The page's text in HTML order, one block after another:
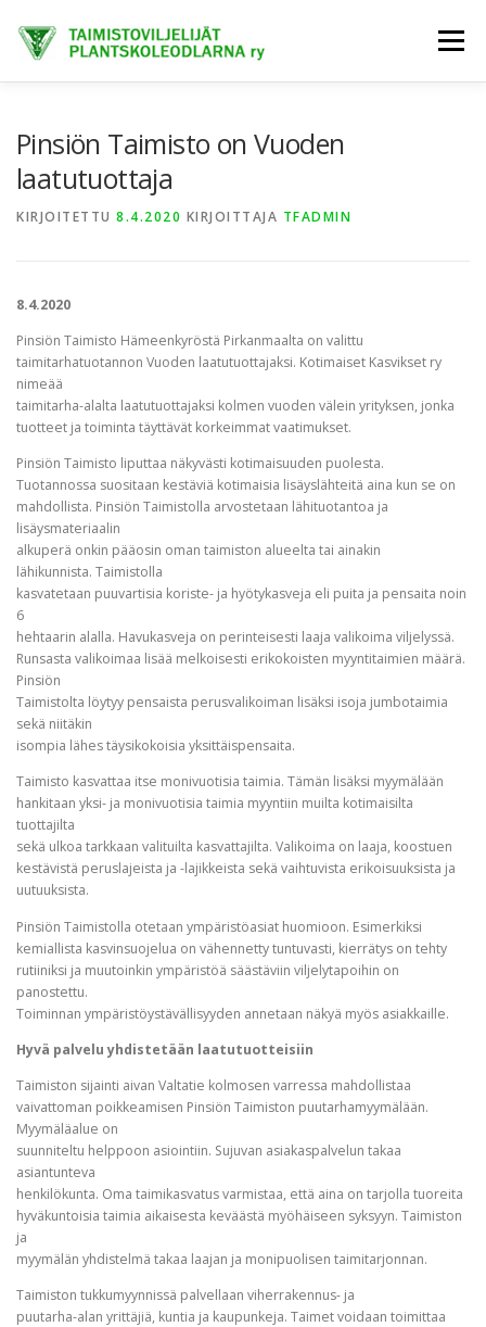
sisältöön
Valikko
Pinsiön Taimisto on Vuoden
laatutuottaja
KIRJOITETTU 8.4.2020 KIRJOITTAJA TFADMIN
8.4.2020
Pinsiön Taimisto Hämeenkyröstä Pirkanmaalta on valittu
taimitarhatuotannon Vuoden laatutuottajaksi. Kotimaiset Kasvikset ry
nimeää
taimitarha-alalta laatutuottajaksi kolmen vuoden välein yrityksen, jonka
tuotteet ja toiminta täyttävät korkeimmat vaatimukset.
Pinsiön Taimisto liputtaa näkyvästi kotimaisuuden puolesta.
Tuotannossa suositaan kestäviä kotimaisia lisäyslähteitä aina kun se on
mahdollista. Pinsiön Taimistolla arvostetaan lähituotantoa ja
lisäysmateriaalin
alkuperä onkin pääosin oman taimiston alueelta tai ainakin
lähikunnista. Taimistolla
kasvatetaan puuvartisia koriste- ja hyötykasveja eli puita ja pensaita noin
6
hehtaarin alalla. Havukasveja on perinteisesti laaja valikoima viljelyssä.
Runsasta valikoimaa lisää melkoisesti erikokoisten myyntitaimien määrä.
Pinsiön
Taimistolta löytyy pensaista perusvalikoiman lisäksi isoja jumbotaimia
sekä niitäkin
isompia lähes täysikokoisia yksittäispensaita.
Taimisto kasvattaa itse monivuotisia taimia. Tämän lisäksi myymälään
hankitaan yksi- ja monivuotisia taimia myyntiin muilta kotimaisilta
tuottajilta
sekä ulkoa tarkkaan valituilta kasvattajilta. Valikoima on laaja, koostuen
kestävistä peruslajeista ja -lajikkeista sekä vaihtuvista erikoisuuksista ja
uutuuksista.
Pinsiön Taimistolla otetaan ympäristöasiat huomioon. Esimerkiksi
kemiallista kasvinsuojelua on vähennetty tuntuvasti, kierrätys on tehty
rutiiniksi ja muutoinkin ympäristöä säästäviin viljelytapoihin on
panostettu.
Toiminnan ympäristöystävällisyyden annetaan näkyä myös asiakkaille.
Hyvä palvelu yhdistetään laatutuotteisiin
Taimiston sijainti aivan Valtatie kolmosen varressa mahdollistaa
vaivattoman poikkeamisen Pinsiön Taimiston puutarhamyymälään.
Myymäläalue on
suunniteltu helppoon asiointiin. Sujuvan asiakaspalvelun takaa
asiantunteva
henkilökunta. Oma taimikasvatus varmistaa, että aina on tarjolla tuoreita
hyväkuntoisia taimia aikaisesta keväästä myöhäiseen syksyyn. Taimiston
ja
myymälän yhdistelmä takaa laajan ja monipuolisen taimitarjonnan.
Taimiston tukkumyynnissä palvellaan viherrakennus- ja
puutarha-alan yrittäjiä, kuntia ja kaupunkeja. Taimet voidaan toimittaa